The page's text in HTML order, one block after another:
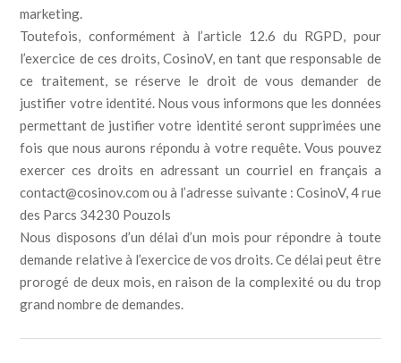
marketing.
Toutefois, conformément à l’article 12.6 du RGPD, pour
l’exercice de ces droits, CosinoV, en tant que responsable de
ce traitement, se réserve le droit de vous demander de
justifier votre identité. Nous vous informons que les données
permettant de justifier votre identité seront supprimées une
fois que nous aurons répondu à votre requête. Vous pouvez
exercer ces droits en adressant un courriel en français a
contact@cosinov.com ou à l’adresse suivante : CosinoV, 4 rue
des Parcs 34230 Pouzols
Nous disposons d’un délai d’un mois pour répondre à toute
demande relative à l’exercice de vos droits. Ce délai peut être
prorogé de deux mois, en raison de la complexité ou du trop
grand nombre de demandes.